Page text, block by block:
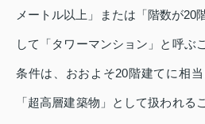
メートル以上」または「階数が20
して「タワーマンション」と呼ぶ
条件は、おおよそ20階建てに相
「超高層建築物」として扱われる